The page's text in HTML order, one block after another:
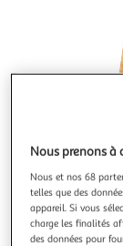
Nous prenons à
Nous et nos 68
telles que des
appareil. Si vous
charge les finalités
des données pour